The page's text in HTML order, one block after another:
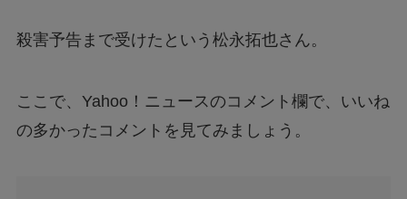
殺害予告まで受けたという松永拓也さん。
ここで、Yahoo！ニュースのコメント欄で、いいね
の多かったコメントを見てみましょう。